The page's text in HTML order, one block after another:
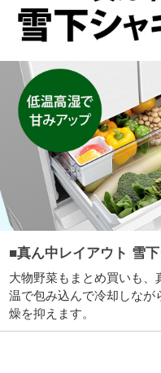
■真ん中レイアウト 雪
大物野菜もまとめ買いも
温で包み込んで冷却しなが
燥を抑えます。